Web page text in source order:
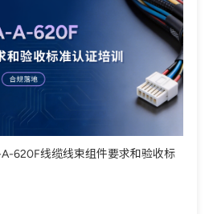
620F线缆线束组件要求和验收标